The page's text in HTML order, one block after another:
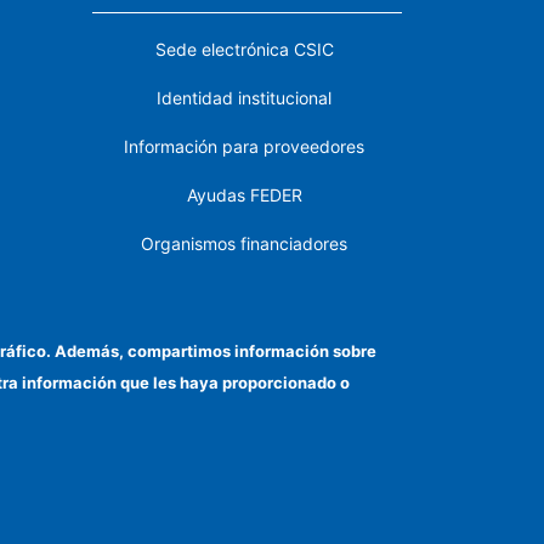
Sede electrónica CSIC
Identidad institucional
Información para proveedores
Ayudas FEDER
Organismos financiadores
Cómo llegar
Además, compartimos información sobre
información que les haya proporcionado o